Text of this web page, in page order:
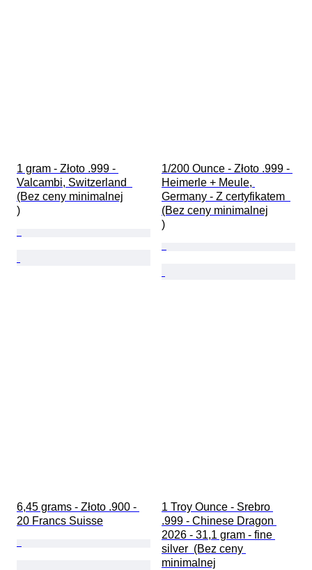
1 gram - Złoto .999 -
Valcambi, Switzerland
(Bez ceny minimalnej
)
1/200 Ounce - Złoto .999 -
Heimerle + Meule,
Germany - Z certyfikatem
(Bez ceny minimalnej
)
6,45 grams - Złoto .900 -
20 Francs Suisse
1 Troy Ounce - Srebro
.999 - Chinese Dragon
2026 - 31,1 gram - fine
silver  (Bez ceny
minimalnej